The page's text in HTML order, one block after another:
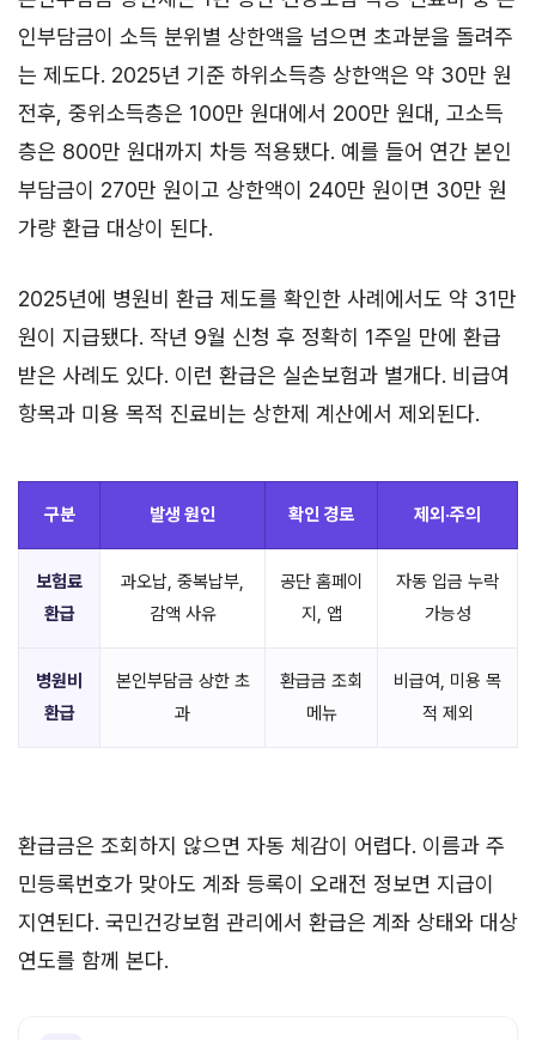
인부담금이 소득 분위별 상한액을 넘으면 초과분을 돌려주
는 제도다. 2025년 기준 하위소득층 상한액은 약 30만 원
전후, 중위소득층은 100만 원대에서 200만 원대, 고소득
층은 800만 원대까지 차등 적용됐다. 예를 들어 연간 본인
부담금이 270만 원이고 상한액이 240만 원이면 30만 원
가량 환급 대상이 된다.
2025년에 병원비 환급 제도를 확인한 사례에서도 약 31만
원이 지급됐다. 작년 9월 신청 후 정확히 1주일 만에 환급
받은 사례도 있다. 이런 환급은 실손보험과 별개다. 비급여
항목과 미용 목적 진료비는 상한제 계산에서 제외된다.
구분 발생 원인 확인 경로 제외·주의
보험료
환급
과오납, 중복납부,
감액 사유
공단 홈페이
지, 앱
자동 입금 누락
가능성
병원비
환급
본인부담금 상한 초
과
환급금 조회
메뉴
비급여, 미용 목
적 제외
환급금은 조회하지 않으면 자동 체감이 어렵다. 이름과 주
민등록번호가 맞아도 계좌 등록이 오래전 정보면 지급이
지연된다. 국민건강보험 관리에서 환급은 계좌 상태와 대상
연도를 함께 본다.